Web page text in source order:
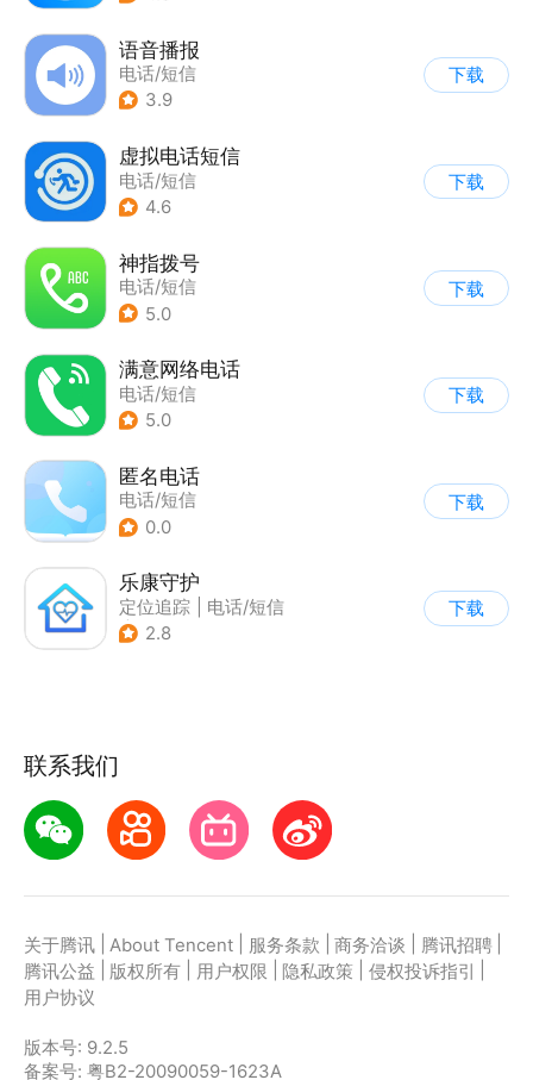
语音播报
电话/短信
3.9
下载
虚拟电话短信
电话/短信
4.6
下载
神指拨号
电话/短信
5.0
下载
满意网络电话
电话/短信
5.0
下载
匿名电话
电话/短信
0.0
下载
乐康守护
定位追踪
电话/短信
| 其他
2.8
下载
联系我们
关于腾讯 About Tencent 服务条款 商务洽谈 腾讯招聘
腾讯公益
版权所有 用户权限 隐私政策 侵权投诉指引
用户协议
版本号: 9.2.5
备案号: 粤B2-20090059-1623A